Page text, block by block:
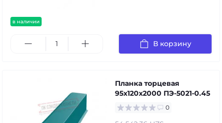
в наличии
В корзину
Планка торцевая
95х120х2000 ПЭ-5021-0.45
0